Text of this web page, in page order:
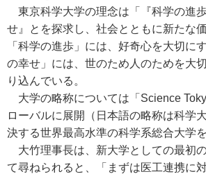
東京科学大学の理念は「『科学の進
せ』とを探求し、社会とともに新たな
「科学の進歩」には、好奇心を大切に
の幸せ」には、世のため人のためを大
り込んでいる。
大学の略称については「Science
ローバルに展開（日本語の略称は科学
決する世界最高水準の科学系総合大学を
大竹理事長は、新大学としての最初
て尋ねられると、「まずは医工連携に